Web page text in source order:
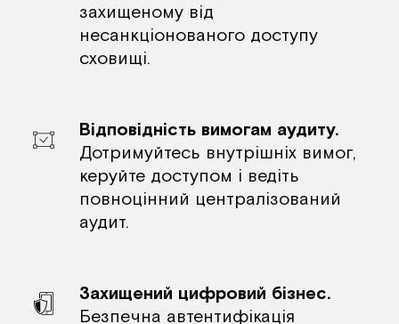
захищеному від
несанкціонованого доступу
сховищі.
Відповідність вимогам аудиту.
Дотримуйтесь внутрішніх вимог,
керуйте доступом і ведіть
повноцінний централізований
аудит.
Захищений цифровий бізнес.
Безпечна автентифікація